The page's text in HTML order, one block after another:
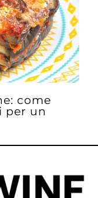
come
per un